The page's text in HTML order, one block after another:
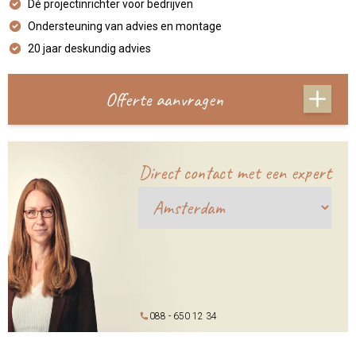
Dé projectinrichter voor bedrijven
Ondersteuning van advies en montage
20 jaar deskundig advies
Offerte aanvragen
Direct contact met een expert
088 - 650 12 34